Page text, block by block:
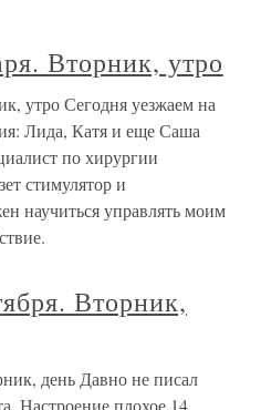
Вторник, утро
утро Сегодня уезжаем на
Лида, Катя и еще Саша
по хирургии
стимулятор и
научиться управлять моим
Вторник,
день Давно не писал
Настроение плохое.14